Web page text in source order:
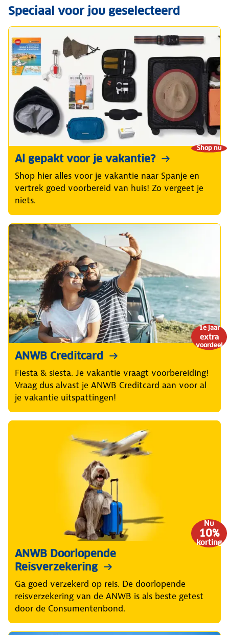
Speciaal voor jou geselecteerd
Shop nu
Al gepakt voor je vakantie?
Shop hier alles voor je vakantie naar Spanje en
vertrek goed voorbereid van huis! Zo vergeet je
niets.
1e jaar
extra
voordeel
ANWB Creditcard
Fiesta & siesta. Je vakantie vraagt voorbereiding!
Vraag dus alvast je ANWB Creditcard aan voor al
je vakantie uitspattingen!
Nu
10%
korting
ANWB Doorlopende
Reisverzekering
Ga goed verzekerd op reis. De doorlopende
reisverzekering van de ANWB is als beste getest
door de Consumentenbond.